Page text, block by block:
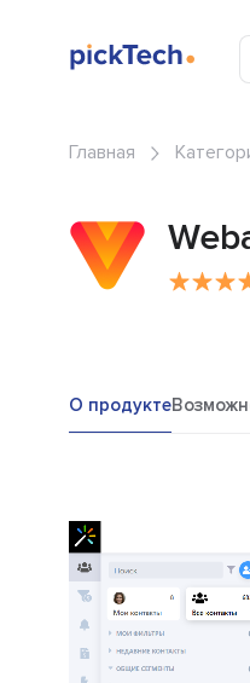
Главная
О продукте